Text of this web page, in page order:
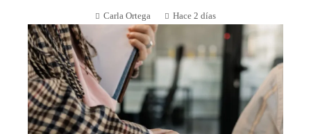
Carla Ortega Hace 2 días